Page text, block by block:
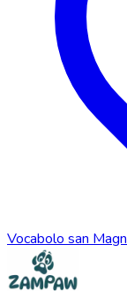
Vocabolo san